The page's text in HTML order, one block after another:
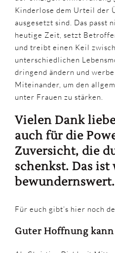
Kinderlose dem Urteil der
ausgesetzt sind. Das passt
heutige Zeit, setzt
und treibt einen Keil
unterschiedlichen
dringend ändern und
Miteinander, um den
unter Frauen zu stärken.
Vielen Dank
auch für die
Zuversicht, die
schenkst. Das
bewundernswert.
Für euch gibt’s hier noch
Guter Hoffnung